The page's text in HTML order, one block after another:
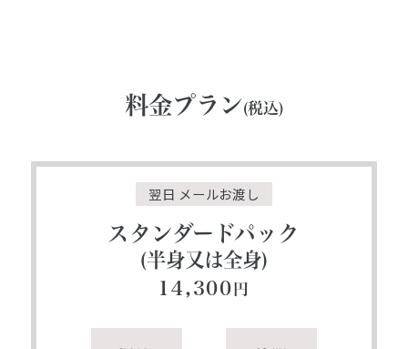
料金プラン(税込)
翌日 メールお渡し
スタンダードパック
(半身又は全身)
14,300 円